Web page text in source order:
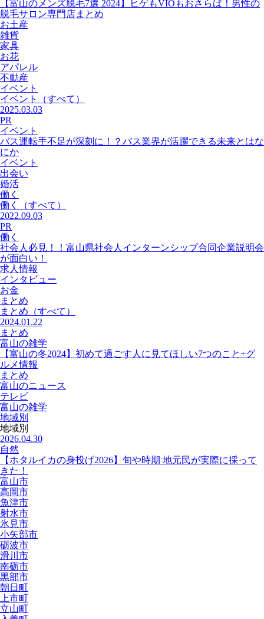
【富山のメンズ脱毛7選 2024】ヒゲもVIOもおさらば！男性の
脱毛サロン専門店まとめ
お土産
雑貨
家具
お花
アパレル
不動産
イベント
イベント
（すべて）
2025.03.03
PR
イベント
バス運転手不足が深刻に！？バス業界が活躍できる未来とはな
にか
イベント
出会い
婚活
働く
働く
（すべて）
2022.09.03
PR
働く
社会人必見！！富山県社会人インターンシップ合同企業説明会
が面白い！
求人情報
インタビュー
お金
まとめ
まとめ （すべて）
2024.01.22
まとめ
富山の雑学
【富山の冬2024】初めて過ごす人に見てほしい7つのこと+グ
ルメ情報
まとめ
富山のニュース
テレビ
富山の雑学
地域別
地域別
2026.04.30
自然
【ホタルイカの身投げ2026】旬や時期 地元民が実際に採って
きた！
富山市
高岡市
魚津市
射水市
氷見市
小矢部市
砺波市
滑川市
南砺市
黒部市
朝日町
上市町
立山町